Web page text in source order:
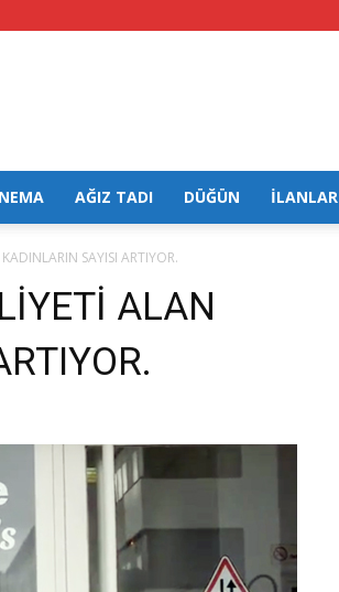
AĞIZ TADI DÜĞÜN İLANLAR
SAYISI ARTIYOR.
ALAN